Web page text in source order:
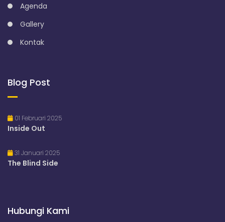
Agenda
Gallery
Kontak
Blog Post
01 Februari 2025
Inside Out
31 Januari 2025
The Blind Side
Hubungi Kami